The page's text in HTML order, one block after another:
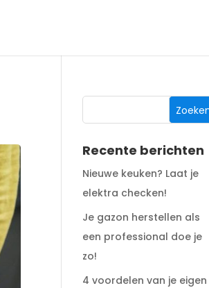
Recente berichten
Nieuwe keuken? Laat je
elektra checken!
Je gazon herstellen als
een professional doe je
zo!
4 voordelen van je eigen